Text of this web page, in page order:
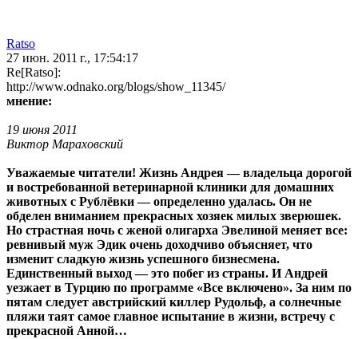
Ratso
27 июн. 2011 г., 17:54:17
Re[Ratso]:
http://www.odnako.org/blogs/show_11345/
мнение:
19 июня 2011
Виктор Мараховский
Уважаемые читатели! Жизнь Андрея — владельца дорогой
и востребованной ветеринарной клиники для домашних
животных с Рублёвки — определенно удалась. Он не
обделен вниманием прекрасных хозяек милых зверюшек.
Но страстная ночь с женой олигарха Эвелиной меняет все:
ревнивый муж Эдик очень доходчиво объясняет, что
изменит сладкую жизнь успешного бизнесмена.
Единственный выход — это побег из страны. И Андрей
уезжает в Турцию по программе «Все включено». За ним по
пятам следует австрийский киллер Рудольф, а солнечные
пляжи таят самое главное испытание в жизни, встречу с
прекрасной Анной…